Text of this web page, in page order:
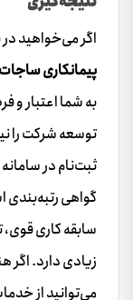
اگر می‌خواهید
پیمانکاری ساجات
به شما اعتبار و
توسعه شرکت را
ثبت‌نام در
گواهی رتبه‌بندی
سابقه کاری
زیادی دارد. اگر
می‌توانید از